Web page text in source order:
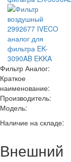
Фильтр Аналог:
Краткое
наименование:
Производитель:
Модель:
Наличие на складе:
Внешний